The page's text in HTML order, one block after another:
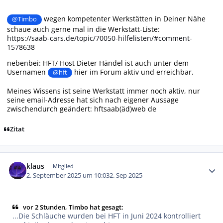
@Timbo
wegen kompetenter Werkstätten in Deiner Nähe
schaue auch gerne mal in die Werkstatt-Liste:
https://saab-cars.de/topic/70050-hilfelisten/#comment-
1578638
nebenbei: HFT/ Host Dieter Händel ist auch unter dem
Usernamen
@hft hier im Forum aktiv und erreichbar.
Meines Wissens ist seine Werkstatt immer noch aktiv, nur
seine email-Adresse hat sich nach eigener Aussage
zwischendurch geändert: hftsaab(äd)web de
Zitat
klaus Mitglied
2. September 2025 um 10:032. Sep 2025
vor 2 Stunden, Timbo hat gesagt:
...Die Schläuche wurden bei HFT in Juni 2024 kontrolliert